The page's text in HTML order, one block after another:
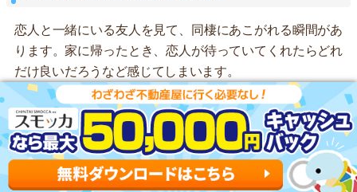
恋人と一緒にいる友人を見て、同棲にあこがれる瞬間があ
ります。家に帰ったとき、恋人が待っていてくれたらどれ
だけ良いだろうなど感じてしまいます。
1人はラクだけど同棲もしたい
誰にも気を遣わなくて良い生活は捨てがたいけど、や
っぱりステキな彼氏は欲しいと思っています。さらに
言えば、夕飯の準備をして帰りを待っていたいなどを
考えると、だんだん一人暮らしがさみしくなってきま